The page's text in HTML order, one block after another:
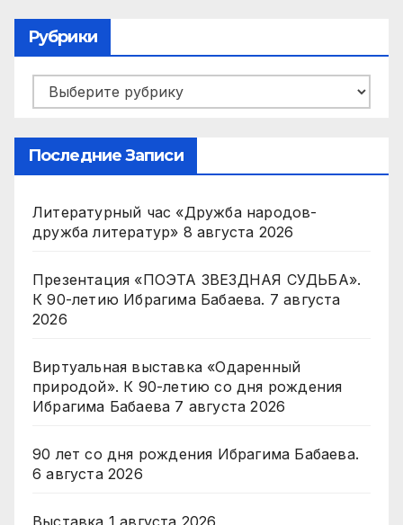
Рубрики
Рубрики
Последние Записи
Литературный час «Дружба народов-
дружба литератур» 8 августа 2026
Презентация «ПОЭТА ЗВЕЗДНАЯ СУДЬБА».
К 90-летию Ибрагима Бабаева. 7 августа
2026
Виртуальная выставка «Одаренный
природой». К 90-летию со дня рождения
Ибрагима Бабаева 7 августа 2026
90 лет со дня рождения Ибрагима Бабаева.
6 августа 2026